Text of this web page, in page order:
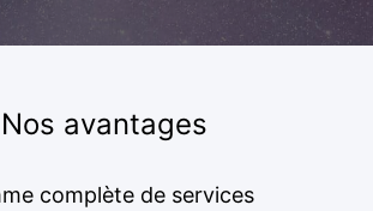
Nos avantages
complète de services